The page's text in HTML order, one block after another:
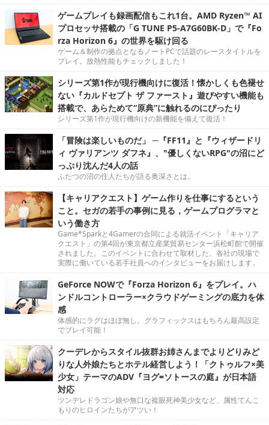
ゲームプレイも録画配信もこれ1台。AMD Ryzen™ AI
プロセッサ搭載の「G TUNE P5-A7G60BK-D」で『Fo
rza Horizon 6』の世界を駆け回る
ゲーム＆制作の拠点となるノートPCで話題のレースタイトルを
プレイ。放熱性能もチェックしました！
シリーズ第1作が現行機向けに復活！懐かしくも色褪せ
ない『カルドセプト ザ ファースト』遊びやすい機能も
搭載で、あらためて“原典”に触れるのにぴったり
シリーズ第1作が現行機向けの新機能を備えて復活！
「冒険は楽しいものだ」 ─『FF11』と『ウィザードリ
ィ ヴァリアンツ ダフネ』、"優しくないRPG"の沼にど
っぷり沈んだ4人の話
ふたつの沼の住人たちが語る奥深さとは。
【キャリアクエスト】ゲーム作りを仕事にするという
こと。セガの若手の事例に見る，ゲームプログラマと
いう働き方
Game*Sparkと4Gamerの合同による就活イベント「キャリア
クエスト」の第4回が東京都立産業貿易センター浜松町館で開催
されました。このイベントに合わせて取材した、各社の現場で
実際に働いている若手社員へのインタビューをお届けします。
GeForce NOWで『Forza Horizon 6』をプレイ。ハ
ンドルコントローラー×クラウドゲーミングの底力を体
感
体感的にラグはほぼ無し。グラフィックスはもちろん最高設定
でプレイ可能！
クーデレからスタイル抜群お姉さんまでよりどりみど
りな人外娘たちとホテル経営しよう！「クトゥルフ×美
少女」テーマのADV『ヨグ=ソトースの庭』が日本語
対応
ツンデレドラゴン娘や無口な複眼死神美少女など、属性てんこ
もりのヒロインたちがアツい！